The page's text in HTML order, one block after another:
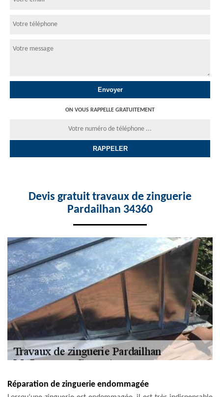
ON VOUS RAPPELLE GRATUITEMENT
Devis gratuit travaux de zinguerie
Pardailhan 34360
Réparation de zinguerie endommagée